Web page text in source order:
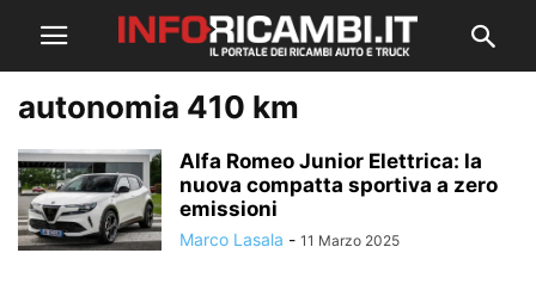
autonomia 410 km
Alfa Romeo Junior Elettrica: la
nuova compatta sportiva a zero
emissioni
Marco Lasala - 11 Marzo 2025